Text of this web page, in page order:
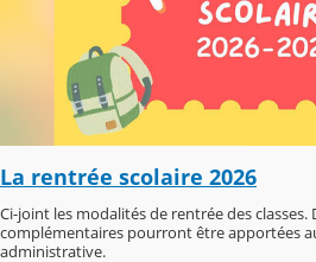
La rentrée scolaire 2026
Ci-joint les modalités de rentrée des
complémentaires pourront être apportées
administrative.